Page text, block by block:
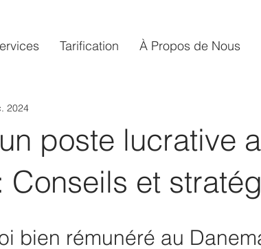
Tarification​ À Propos de Nous
poste lucrative
Conseils et
2024
bien rémunéré au